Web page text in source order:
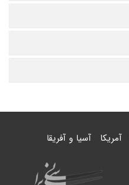
آمریکا آسیا و آفریقا